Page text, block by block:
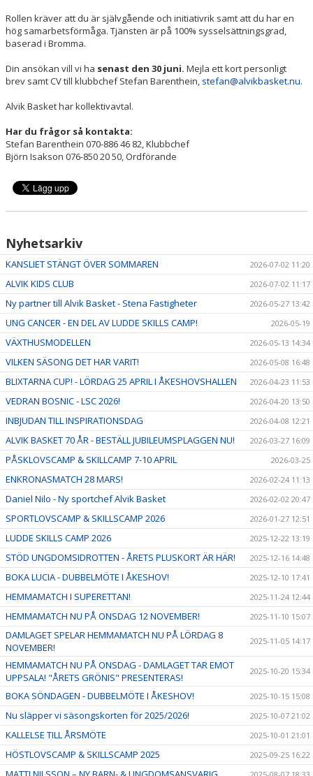
Rollen kräver att du är självgående och initiativrik samt att du har en
hög samarbetsförmåga. Tjänsten är på 100% sysselsättningsgrad,
baserad i Bromma.
Din ansökan vill vi ha senast den 30 juni. Mejla ett kort personligt
brev samt CV till klubbchef Stefan Barenthein, stefan@alvikbasket.nu.
Alvik Basket har kollektivavtal.
Har du frågor så kontakta:
Stefan Barenthein 070-886 46 82, Klubbchef
Björn Isakson 076-850 20 50, Ordförande
Nyhetsarkiv
KANSLIET STÄNGT ÖVER SOMMAREN 2026-07-02 11:20
ALVIK KIDS CLUB 2026-07-02 11:17
Ny partner till Alvik Basket - Stena Fastigheter 2026-05-27 13:42
UNG CANCER - EN DEL AV LUDDE SKILLS CAMP! 2026-05-19
VÄXTHUSMODELLEN 2026-05-13 14:34
VILKEN SÄSONG DET HAR VARIT! 2026-05-08 16:48
BLIXTARNA CUP! - LÖRDAG 25 APRIL I ÅKESHOVSHALLEN 2026-04-23 11:53
VEDRAN BOSNIC - LSC 2026! 2026-04-20 13:50
INBJUDAN TILL INSPIRATIONSDAG 2026-04-08 12:21
ALVIK BASKET 70 ÅR - BESTÄLL JUBILEUMSPLAGGEN NU! 2026-03-27 16:09
PÅSKLOVSCAMP & SKILLCAMP 7-10 APRIL 2026-03-25
ENKRONASMATCH 28 MARS! 2026-02-24 11:13
Daniel Nilo - Ny sportchef Alvik Basket 2026-02-02 20:47
SPORTLOVSCAMP & SKILLSCAMP 2026 2026-01-27 12:51
LUDDE SKILLS CAMP 2026 2025-12-22 13:19
STÖD UNGDOMSIDROTTEN - ÅRETS PLUSKORT ÄR HÄR! 2025-12-16 14:48
BOKA LUCIA - DUBBELMÖTE I ÅKESHOV! 2025-12-10 17:41
HEMMAMATCH I SUPERETTAN! 2025-11-24 12:44
HEMMAMATCH NU PÅ ONSDAG 12 NOVEMBER! 2025-11-10 15:07
DAMLAGET SPELAR HEMMAMATCH NU PÅ LÖRDAG 8
NOVEMBER!
2025-11-05 14:17
HEMMAMATCH NU PÅ ONSDAG - DAMLAGET TAR EMOT
UPPSALA! "ÅRETS GRÖNIS" PRESENTERAS!
2025-10-20 15:34
BOKA SÖNDAGEN - DUBBELMÖTE I ÅKESHOV! 2025-10-15 15:08
Nu släpper vi säsongskorten för 2025/2026! 2025-10-07 21:02
KALLELSE TILL ÅRSMÖTE 2025-10-01 21:01
HÖSTLOVSCAMP & SKILLSCAMP 2025 2025-09-25 16:22